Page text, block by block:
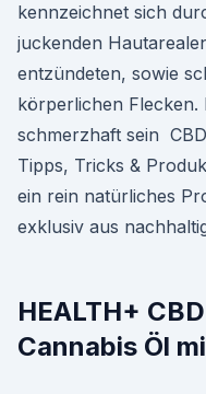
kennzeichnet sich
juckenden
entzündeten, sowie
körperlichen Flecken.
schmerzhaft sein
Tipps, Tricks &
ein rein natürliches
exklusiv aus
HEALTH+
Cannabis Öl